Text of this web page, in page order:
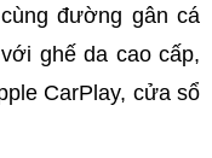
đường gân cá
ghế da cao cấp,
CarPlay, cửa sổ